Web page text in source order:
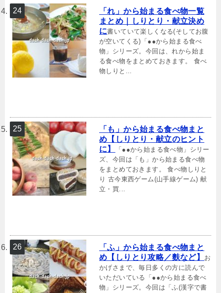
「れ」から始まる食べ物一覧
まとめ｜しりとり・献立決め
に書いていて楽しくなる(そしてお腹
が空いてくる)「●●から始まる食べ
物」シリーズ。今回は、れから始ま
る食べ物をまとめておきます。 食べ
物しりと...
「も」から始まる食べ物まと
め【しりとり・献立のヒント
に】
「●●から始まる食べ物」シリー
ズ、今回は「も」から始まる食べ物
をまとめておきます。 食べ物しりと
り 古今東西ゲーム(山手線ゲーム) 献
立・買...
「ふ」から始まる食べ物まと
め【しりとり攻略／麩など】
お
かげさまで、毎日多くの方に読んで
いただいている「●●から始まる食べ
物」シリーズ。今回は「ふ(漢字で書